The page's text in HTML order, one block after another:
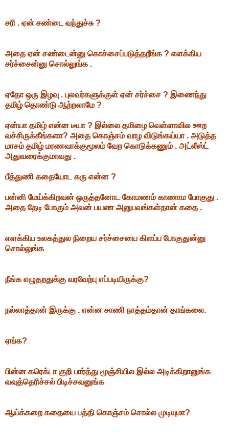
சரி . ஏன் சண்டை வந்துச்சு ?
அதை ஏன் சண்டைன்னு கொச்சைப்படுத்தறீங்க ? எளக்கிய
சர்ச்சைன்னு சொல்லுங்க .
ஏதோ ஒரு இழவு . புலவர்களுக்குள் ஏன் சர்ச்சை ? இணைந்து
தமிழ் தொண்டு ஆற்றலாமே ?
ஏன்யா தமிழ் என்ன டீயா ? இல்லை தமிழை வெள்ளாவில ஊற
வச்சிருக்கீங்களா? அதை கொஞ்சம் வாழ விடுங்கய்யா . அடுத்த
மாசம் தமிழ் மரணவாக்குமூலம் வேற கொடுக்கணும் . அட்லீஸ்ட்
அதுவரைக்குமாவது .
பீத்துணி கதையோட கரு என்ன ?
பன்னி மேய்க்கிறவன் ஒருத்தனோட கோமணம் காணாம போகுது .
அதை தேடி போகும் அவன் பயண அனுபவங்கள்தான் கதை .
எளக்கிய உலகத்துல நிறைய சர்ச்சையை கிளப்ப போகுதுன்னு
சொல்லுங்க
நீங்க எழுதறதுக்கு வரவேற்பு எப்படியிருக்கு?
நல்லாத்தான் இருக்கு . என்ன சாணி நாத்தம்தான் தாங்கலை.
ஏங்க?
பின்ன கரெக்டா குறி பார்த்து மூஞ்சியில இல்ல அடிக்கிறானுங்க
வவுத்தெரிச்சல் பிடிச்சவனுங்க
ஆய்க்கறை கதையை பத்தி கொஞ்சம் சொல்ல முடியுமா?